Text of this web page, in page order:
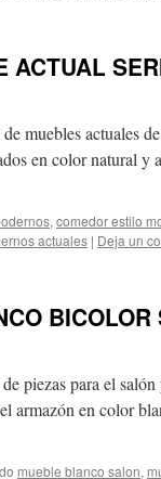
ACTUAL
muebles actuales
en color natural y
, comedor estilo
actuales | Deja un
BICOLOR
piezas para el
armazón en color
mueble blanco salon,